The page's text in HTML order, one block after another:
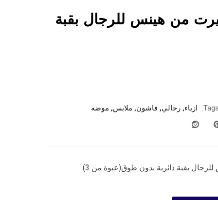
من هينس للرجال بقبة
Tags: ازياء, رجالي, فاشون, ملابس, موضه
بقبة دائرية بدون طوق(عبوة من 3)